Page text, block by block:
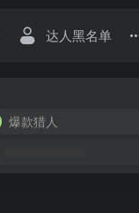
达人黑名单
爆款猎人